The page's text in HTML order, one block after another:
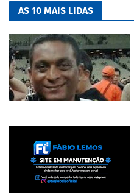
AS 10 MAIS LIDAS